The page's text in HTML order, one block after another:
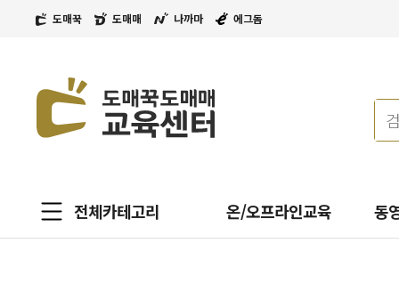
도매꾹 도매매 나까마 에그돔
전체카테고리 온/오프라인교육 동